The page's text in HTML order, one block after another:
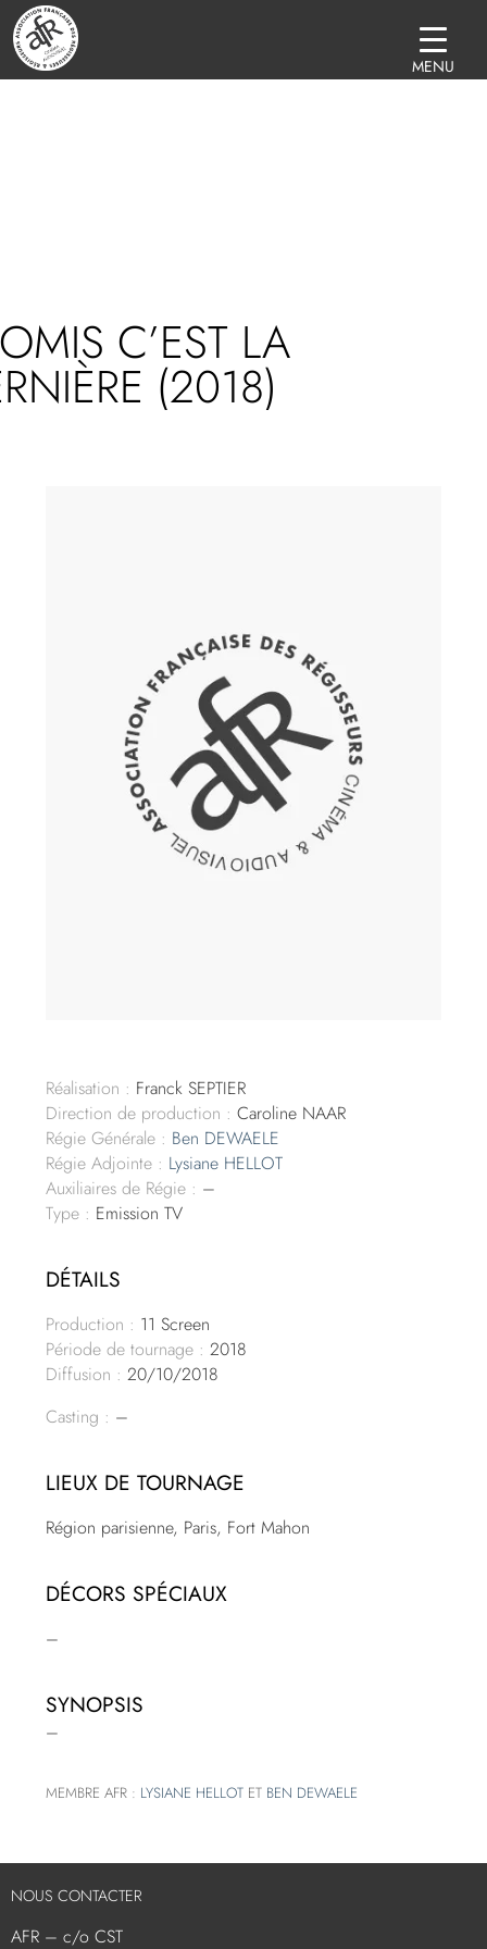
C’EST LA
(2018)
Réalisation : Franck SEPTIER
Direction de production : Caroline NAAR
Régie Générale : Ben DEWAELE
Régie Adjointe : Lysiane HELLOT
Auxiliaires de Régie : –
Type : Emission TV
DÉTAILS
Production : 11 Screen
Période de tournage : 2018
Diffusion : 20/10/2018
Casting : –
LIEUX DE TOURNAGE
Région parisienne, Paris, Fort Mahon
DÉCORS SPÉCIAUX
–
SYNOPSIS
–
MEMBRE AFR : LYSIANE HELLOT ET BEN DEWAELE
NOUS CONTACTER
AFR – c/o CST
MENU